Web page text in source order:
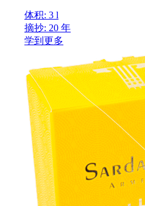
体积: 3 l
摘抄: 20 年
学到更多